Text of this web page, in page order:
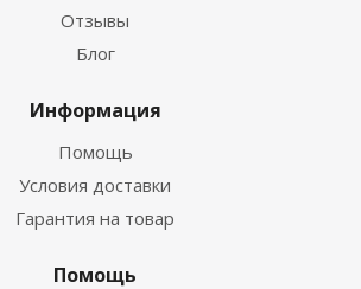
Отзывы
Блог
Информация
Помощь
Условия доставки
Гарантия на товар
Помощь